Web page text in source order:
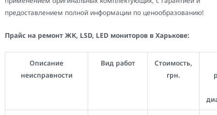
предоставлением полной информации по ценообразованию!
Прайс на ремонт ЖК, LSD, LED мониторов в Харькове:
Описание
неисправности
Вид работ
Стоимость,
грн.